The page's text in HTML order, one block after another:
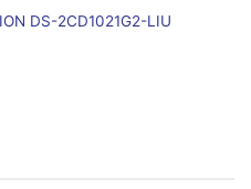
DS-2CD1021G2-LIU